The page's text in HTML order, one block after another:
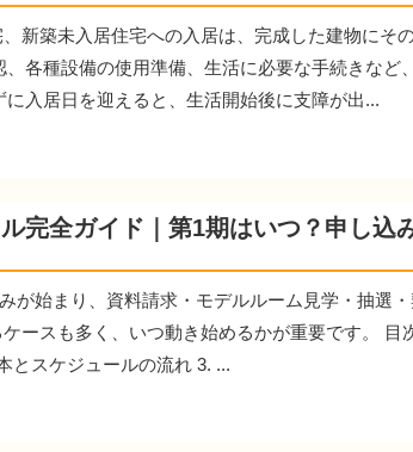
新築未入居住宅への入居は、完成した建物にそ
各種設備の使用準備、生活に必要な手続きなど
入居日を迎えると、生活開始後に支障が出...
完全ガイド｜第1期はいつ？申し込
が始まり、資料請求・モデルルーム見学・抽選
ースも多く、いつ動き始めるかが重要です。 目
とスケジュールの流れ 3. ...